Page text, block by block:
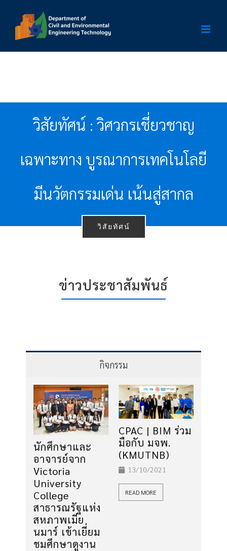
content
วิสัยทัศน์ : วิศวกรเชี่ยวชาญ
เฉพาะทาง บูรณาการเทคโนโลยี
มีนวัตกรรมเด่น เน้นสู่สากล
วิสัยทัศน์
ข่าวประชาสัมพันธ์
กิจกรรม
นักศึกษาและ
อาจารย์จาก
Victoria
University
College
สาธารณรัฐแห่ง
สหภาพเมีย
นมาร์ เข้าเยี่ยม
ชมศึกษาดูงาน
CPAC | BIM ร่วม
มือกับ มจพ.
(KMUTNB)
13/10/2021
READ MORE